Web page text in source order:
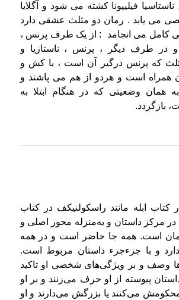
فیلیپونا کشته می شود و آگلایا
می یابد . رمان دو مثلث عشقی دارد
کامل می انجامد : از یک طرف پرنس ،
و در طرف دیگر ، پرنس ، ناستازیا و
که پرنس درگیر آن است ، با کش و
همراه است و هردو از هم می پاشند و
همان وضعیتی که در هنگام ابتلا به
بازگردد.
ابله مانند راسکولنیکف در کتاب
در مرکز داستان و به‌منزله محور اصلی و
است. همه جا حاضر است و در همه
و با جزء‌جزء داستان مربوط است.
وصف و بر ویژگی‌های شخصی او تاکید
پیوسته از او حرف می‌زنند و بر او
می‌کنند یا بزرگش می‌دارند و او